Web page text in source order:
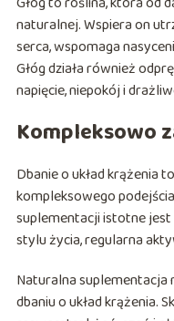
naturalnej. Wspiera on
serca, wspomaga
Głóg działa również
napięcie, niepokój i
Kompleksowo
Dbanie o układ krążenia
kompleksowego
suplementacji istotne
stylu życia, regularna
Naturalna suplementacja
dbaniu o układ krążenia.